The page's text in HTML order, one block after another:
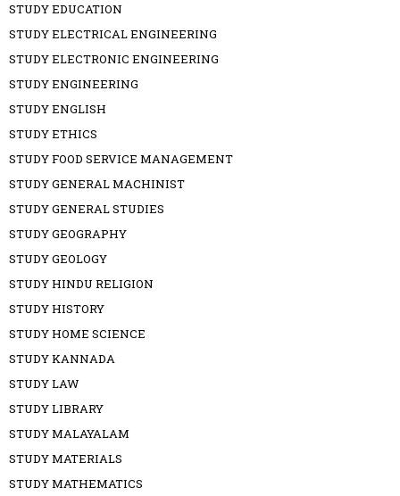
STUDY EDUCATION
STUDY ELECTRICAL ENGINEERING
STUDY ELECTRONIC ENGINEERING
STUDY ENGINEERING
STUDY ENGLISH
STUDY ETHICS
STUDY FOOD SERVICE MANAGEMENT
STUDY GENERAL MACHINIST
STUDY GENERAL STUDIES
STUDY GEOGRAPHY
STUDY GEOLOGY
STUDY HINDU RELIGION
STUDY HISTORY
STUDY HOME SCIENCE
STUDY KANNADA
STUDY LAW
STUDY LIBRARY
STUDY MALAYALAM
STUDY MATERIALS
STUDY MATHEMATICS